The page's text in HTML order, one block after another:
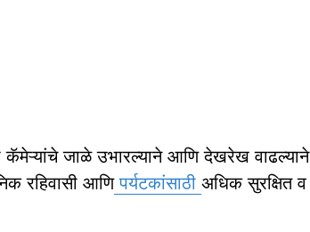
कॅमेऱ्यांचे जाळे उभारल्याने आणि देखरेख वाढल्याने
रहिवासी आणिपर्यटकांसाठी अधिक सुरक्षित व